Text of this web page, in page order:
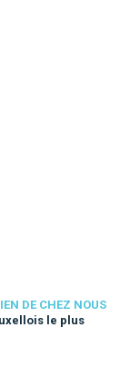
DE CHEZ NOUS
le plus